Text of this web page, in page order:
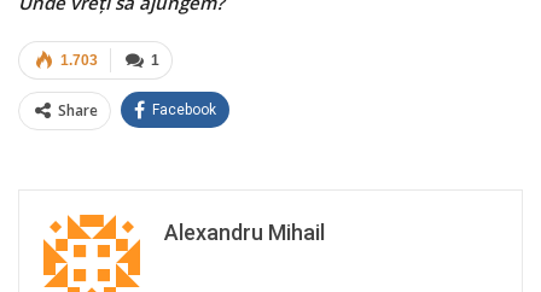
1
1.703
Share Facebook
Alexandru Mihail